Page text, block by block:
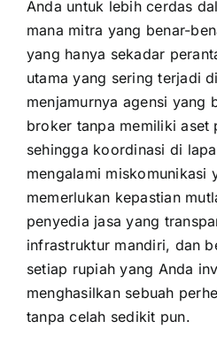
Anda untuk lebih cerdas
mana mitra yang benar-
yang hanya sekadar
utama yang sering terjadi
menjamurnya agensi yang
broker tanpa memiliki aset
sehingga koordinasi di
mengalami miskomunikasi
memerlukan kepastian
penyedia jasa yang
infrastruktur mandiri, dan
setiap rupiah yang Anda
menghasilkan sebuah
tanpa celah sedikit pun.